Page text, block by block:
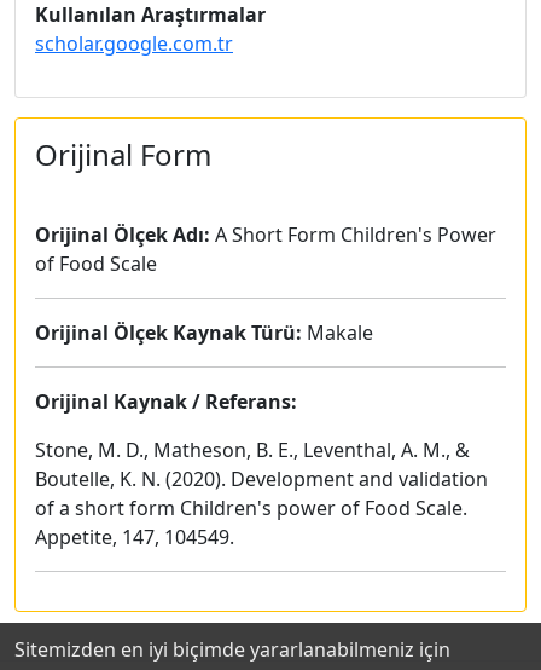
Kullanılan Araştırmalar
scholar.google.com.tr
Orijinal Form
Orijinal Ölçek Adı: A Short Form Children's Power
of Food Scale
Orijinal Ölçek Kaynak Türü: Makale
Orijinal Kaynak / Referans:
Stone, M. D., Matheson, B. E., Leventhal, A. M., &
Boutelle, K. N. (2020). Development and validation
of a short form Children's power of Food Scale.
Appetite, 147, 104549.
Sitemizden en iyi biçimde yararlanabilmeniz için